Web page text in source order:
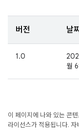
버전 날
1.0
월
이 페이지에 나와 있는 콘
라이선스가 적용됩니다.